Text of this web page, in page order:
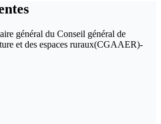
général du Conseil général de
et des espaces ruraux(CGAAER)-